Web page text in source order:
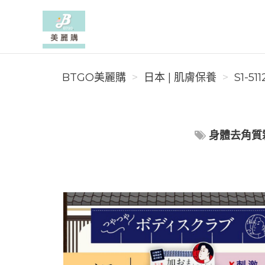
BTGO美麗購
BTGO美麗購
日本 | 肌膚保養 S1-
身體去角質